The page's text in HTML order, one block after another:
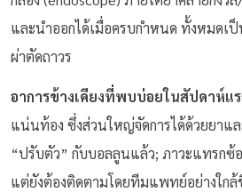
และนำออกได้เมื่อครบกำหนด ทั้งหมดเ
ผ่าตัดถาวร
อาการข้างเคียงที่พบบ่อยในสัปดาห์แ
แน่นท้อง ซึ่งส่วนใหญ่จัดการได้ด้วยยาแล
“ปรับตัว” กับบอลลูนแล้ว; ภาวะแทรก
แต่ยังต้องติดตามโดยทีมแพทย์อย่างใกล้